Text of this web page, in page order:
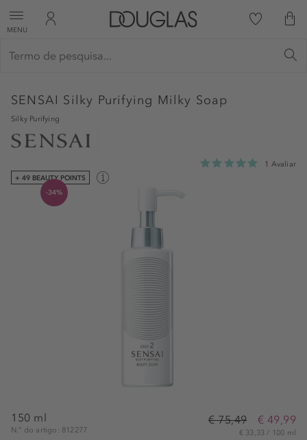
MENU
SENSAI Silky Purifying Milky Soap
Silky Purifying
1 Avaliar
+ 49 BEAUTY POINTS
-34%
150 ml
N.° do artigo: 812277
€ 75,49 € 49,99
€ 33,33 / 100 ml